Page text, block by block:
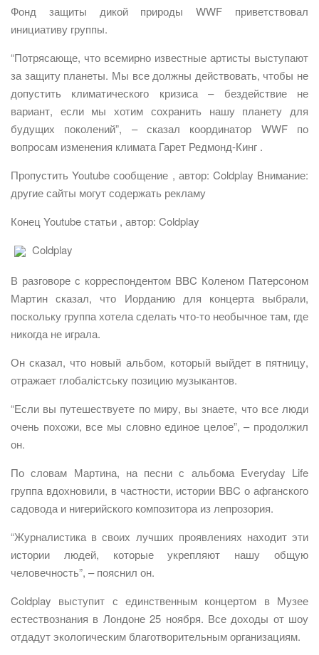
Фонд защиты дикой природы WWF приветствовал
инициативу группы.
“Потрясающе, что всемирно известные артисты выступают
за защиту планеты. Мы все должны действовать, чтобы не
допустить климатического кризиса – бездействие не
вариант, если мы хотим сохранить нашу планету для
будущих поколений”, – сказал координатор WWF по
вопросам изменения климата Гарет Редмонд-Кинг .
Пропустить Youtube сообщение , автор: Coldplay Внимание:
другие сайты могут содержать рекламу
Конец Youtube статьи , автор: Coldplay
Coldplay
В разговоре с корреспондентом BBC Коленом Патерсоном
Мартин сказал, что Иорданию для концерта выбрали,
поскольку группа хотела сделать что-то необычное там, где
никогда не играла.
Он сказал, что новый альбом, который выйдет в пятницу,
отражает глобалістську позицию музыкантов.
“Если вы путешествуете по миру, вы знаете, что все люди
очень похожи, все мы словно единое целое”, – продолжил
он.
По словам Мартина, на песни с альбома Everyday Life
группа вдохновили, в частности, истории BBC о афганского
садовода и нигерийского композитора из лепрозория.
“Журналистика в своих лучших проявлениях находит эти
истории людей, которые укрепляют нашу общую
человечность”, – пояснил он.
Coldplay выступит с единственным концертом в Музее
естествознания в Лондоне 25 ноября. Все доходы от шоу
отдадут экологическим благотворительным организациям.